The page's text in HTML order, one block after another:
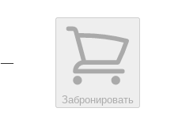
—
Забронировать